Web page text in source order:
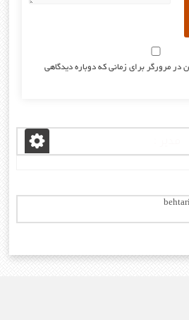
در مرورگر برای زمانی که دوباره دیدگاهی